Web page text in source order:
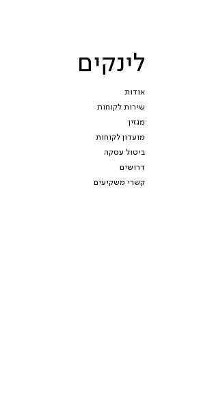
לינקים
אודות
שירות לקוחות
מגזין
מועדון לקוחות
ביטול עסקה
דרושים
קשרי משקיעים